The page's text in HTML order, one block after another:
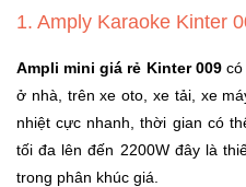
Bị
Trí
Đồ
Điện
Gia
1. Amply Karaoke Kinter
Ampli mini giá rẻ Kinter 009 có
ở nhà, trên xe oto, xe tải, xe
nhiệt cực nhanh, thời gian có
tối đa lên đến 2200W đây là
trong phân khúc giá.